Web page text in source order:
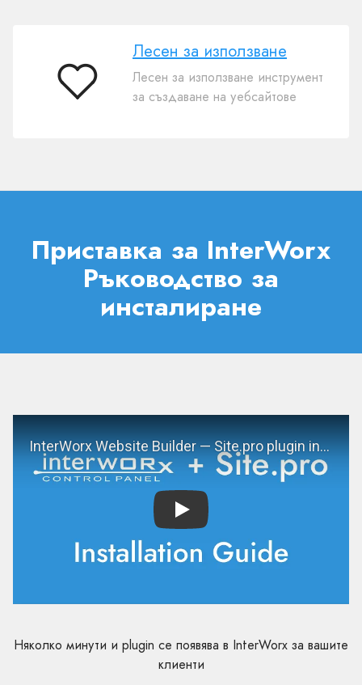
Лесен
Лесен за използване
Лесен за използване инструмент
за създаване на уебсайтове
Приставка за InterWorx
Ръководство за
инсталиране
Play
Няколко минути и plugin се появява в InterWorx за вашите
клиенти